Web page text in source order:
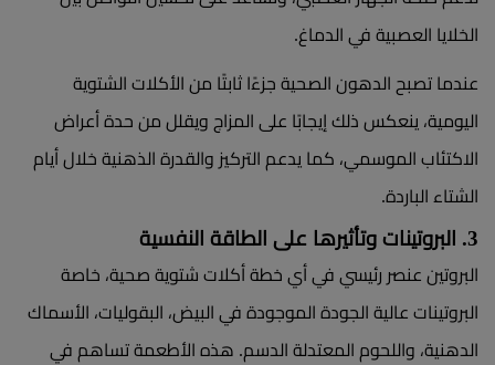
الخلايا العصبية في الدماغ.
عندما تصبح الدهون الصحية جزءًا ثابتًا من الأكلات الشتوية
اليومية، ينعكس ذلك إيجابًا على المزاج ويقلل من حدة أعراض
الاكتئاب الموسمي، كما يدعم التركيز والقدرة الذهنية خلال أيام
الشتاء الباردة.
3. البروتينات وتأثيرها على الطاقة النفسية
البروتين عنصر رئيسي في أي خطة أكلات شتوية صحية، خاصة
البروتينات عالية الجودة الموجودة في البيض، البقوليات، الأسماك
الدهنية، واللحوم المعتدلة الدسم. هذه الأطعمة تساهم في